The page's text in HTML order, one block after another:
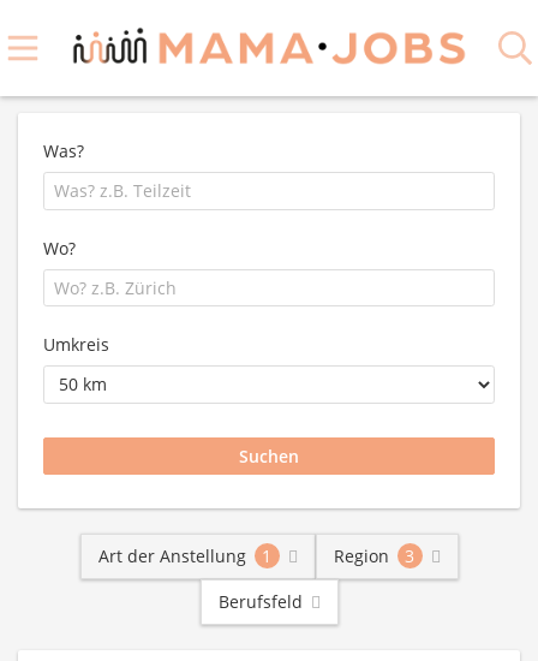
Was?
Wo?
Umkreis
Art der Anstellung 1 Region
3
Berufsfeld